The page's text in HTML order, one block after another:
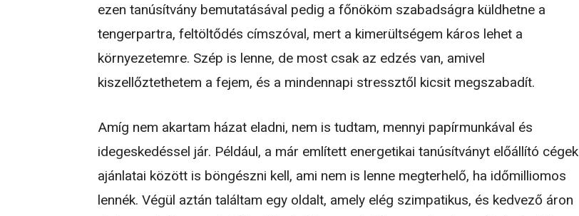
ezen tanúsítvány bemutatásával pedig a főnököm szabadságra küldhetne a
tengerpartra, feltöltődés címszóval, mert a kimerültségem káros lehet a
környezetemre. Szép is lenne, de most csak az edzés van, amivel
kiszellőztethetem a fejem, és a mindennapi stressztől kicsit megszabadít.
Amíg nem akartam házat eladni, nem is tudtam, mennyi papírmunkával és
idegeskedéssel jár. Például, a már említett energetikai tanúsítványt előállító cégek
ajánlatai között is böngészni kell, ami nem is lenne megterhelő, ha időmilliomos
lennék. Végül aztán találtam egy oldalt, amely elég szimpatikus, és kedvező áron